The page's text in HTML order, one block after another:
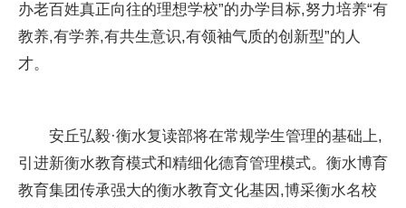
办老百姓真正向往的理想学校”的办学目标,努力培养“有
教养,有学养,有共生意识,有领袖气质的创新型”的人
才。
安丘弘毅·衡水复读部将在常规学生管理的基础上,
引进新衡水教育模式和精细化德育管理模式。衡水博育
教育集团传承强大的衡水教育文化基因,博采衡水名校